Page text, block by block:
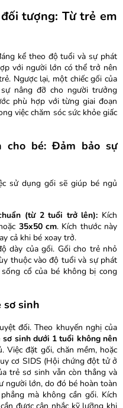
tượng: Từ trẻ em
kể theo độ tuổi và sự phát
với người lớn có thể trở nên
Ngược lại, một chiếc gối của
nâng đỡ cho người trưởng
phù hợp với từng giai đoạn
việc chăm sóc sức khỏe giấc
cho bé: Đảm bảo sự
sử dụng gối sẽ giúp bé ngủ
(từ 2 tuổi trở lên): Kích
35x50 cm. Kích thước này
cả khi bé xoay trở.
dày của gối. Gối cho trẻ nhỏ
thuộc vào độ tuổi và sự phát
cổ của bé không bị cong
sơ sinh
đối. Theo khuyến nghị của
sơ sinh dưới 1 tuổi không nên
Việc đặt gối, chăn mềm, hoặc
cơ SIDS (Hội chứng đột tử ở
trẻ sơ sinh vẫn còn thẳng và
người lớn, do đó bé hoàn toàn
mà không cần gối. Kích